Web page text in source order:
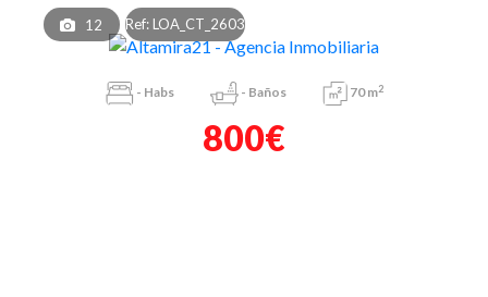
12 Ref: LOA_CT_2603
- Habs - Baños 70 m2
800€